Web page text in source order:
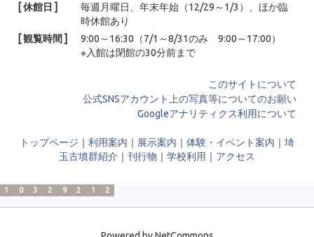
[ 休館日 ]
毎週月曜日、年末年始（12/29～1/3）、ほか臨
時休館あり
[ 観覧時間 ]
9:00～16:30（7/1～8/31のみ 9:00～17:00）
※入館は閉館の30分前まで
このサイトについて
公式SNSアカウント上の写真等についてのお願い
Googleアナリティクス利用について
トップページ ｜ 利用案内 ｜ 展示案内 ｜ 体験・イベント案内 ｜ 埼
玉古墳群紹介 ｜ 刊行物 ｜ 学校利用 ｜ アクセス
1 0 3 2 9 2 1 2